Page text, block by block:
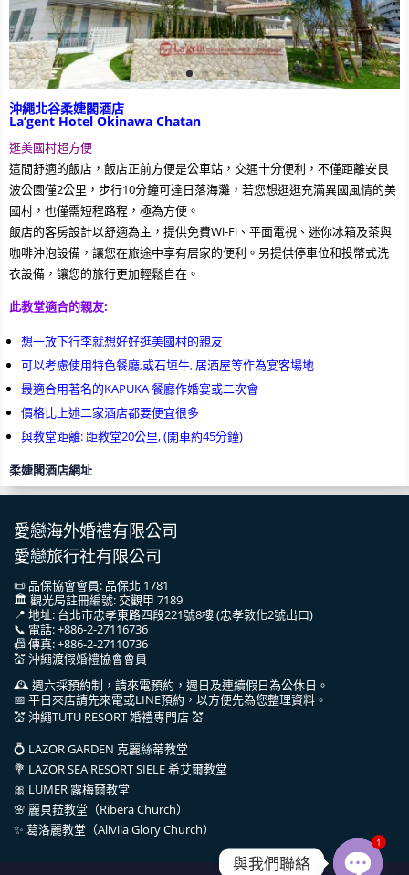
沖繩北谷柔婕閣酒店
La’gent Hotel Okinawa Chatan
逛美國村超方便
這間舒適的飯店，飯店正前方便是公車站，交通十分便利，不僅距離安良
波公園僅2公里，步行10分鐘可達日落海灘，若您想逛逛充滿異國風情的美
國村，也僅需短程路程，極為方便。
飯店的客房設計以舒適為主，提供免費Wi-Fi、平面電視、迷你冰箱及茶與
咖啡沖泡設備，讓您在旅途中享有居家的便利。另提供停車位和投幣式洗
衣設備，讓您的旅行更加輕鬆自在。
此教堂適合的親友:
想一放下行李就想好好逛美國村的親友
可以考慮使用特色餐廳,或石垣牛, 居酒屋等作為宴客場地
最適合用著名的KAPUKA 餐廳作婚宴或二次會
價格比上述二家酒店都要便宜很多
與教堂距離: 距教堂20公里, (開車約45分鐘)
柔婕閣酒店網址
愛戀海外婚禮有限公司
愛戀旅行社有限公司
📜 品保協會會員: 品保北 1781
🏛 觀光局註冊編號: 交觀甲 7189
📍 地址: 台北市忠孝東路四段221號8樓 (忠孝敦化2號出口)
📞 電話: +886-2-27116736
📠 傳真: +886-2-27110736
💒 沖繩渡假婚禮協會會員
🕰 週六採預約制，請來電預約，週日及連續假日為公休日。
📅 平日來店請先來電或LINE預約，以方便先為您整理資料。
💒 沖繩TUTU RESORT 婚禮專門店 💒
💍 LAZOR GARDEN 克麗絲蒂教堂
💐 LAZOR SEA RESORT SIELE 希艾爾教堂
🎀 LUMER 露梅爾教堂
🌸 麗貝菈教堂（Ribera Church）
✨ 葛洛麗教堂（Alivila Glory Church）
與我們聯絡
1